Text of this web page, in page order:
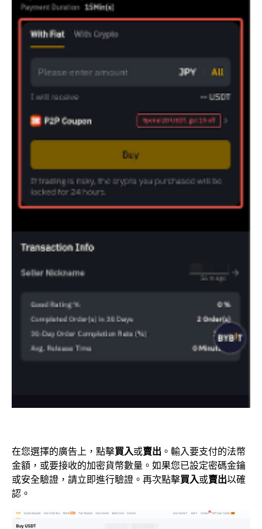
在您選擇的廣告上，點擊買入或賣出 。輸入要支付的法幣
金額，或要接收的加密貨幣數量。如果您已設定密碼金鑰
或安全驗證，請立即進行驗證。再次點擊買入或賣出以確
認。